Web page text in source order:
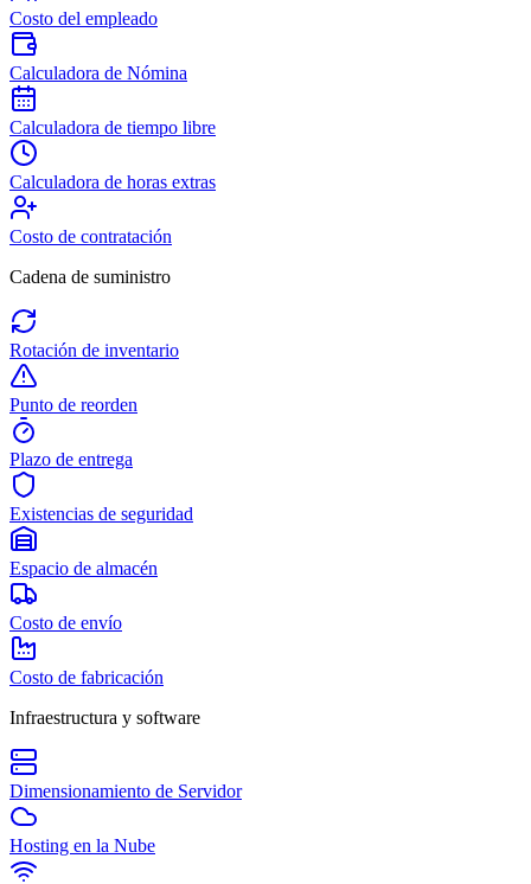
Costo del empleado
Calculadora de Nómina
Calculadora de tiempo libre
Calculadora de horas extras
Costo de contratación
Cadena de suministro
Rotación de inventario
Punto de reorden
Plazo de entrega
Existencias de seguridad
Espacio de almacén
Costo de envío
Costo de fabricación
Infraestructura y software
Dimensionamiento de Servidor
Hosting en la Nube